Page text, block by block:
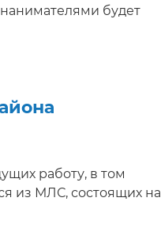
будет
работу, в том
из МЛС, состоящих на